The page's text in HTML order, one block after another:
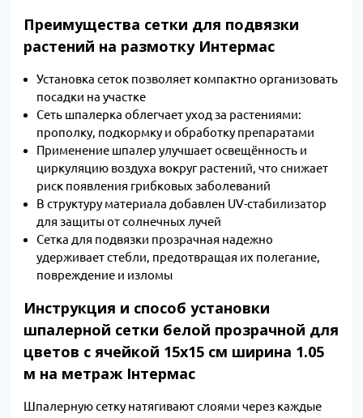
Преимущества сетки для подвязки
растений на размотку Интермас
Установка сеток позволяет компактно организовать
посадки на участке
Сеть шпалерка облегчает уход за растениями:
прополку, подкормку и обработку препаратами
Применение шпалер улучшает освещённость и
циркуляцию воздуха вокруг растений, что снижает
риск появления грибковых заболеваний
В структуру материала добавлен UV-стабилизатор
для защиты от солнечных лучей
Сетка для подвязки прозрачная надежно
удерживает стебли, предотвращая их полегание,
повреждение и изломы
Инструкция и способ установки
шпалерной сетки белой прозрачной для
цветов с ячейкой 15x15 см ширина 1.05
м на метраж Інтермас
Шпалерную сетку натягивают слоями через каждые